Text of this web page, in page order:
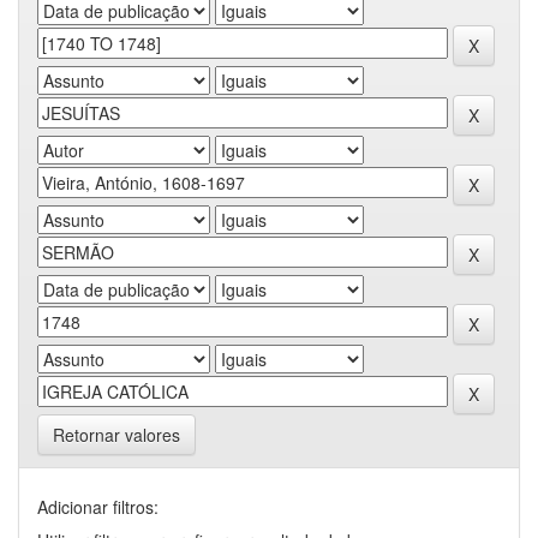
Retornar valores
Adicionar filtros: